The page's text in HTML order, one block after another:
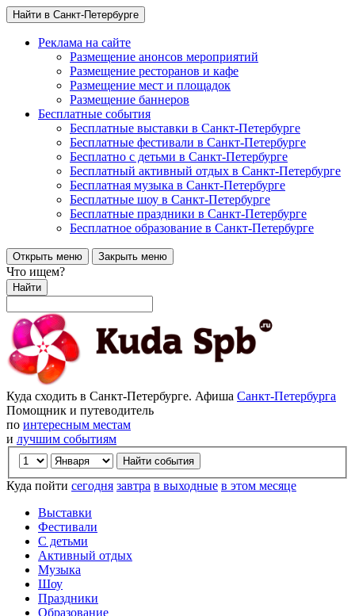
Найти в Санкт-Петербурге
Реклама на сайте
Размещение анонсов мероприятий
Размещение ресторанов и кафе
Размещение мест и площадок
Размещение баннеров
Бесплатные события
Бесплатные выставки в Санкт-Петербурге
Бесплатные фестивали в Санкт-Петербурге
Бесплатно с детьми в Санкт-Петербурге
Бесплатный активный отдых в Санкт-Петербурге
Бесплатная музыка в Санкт-Петербурге
Бесплатные шоу в Санкт-Петербурге
Бесплатные праздники в Санкт-Петербурге
Бесплатное образование в Санкт-Петербурге
Открыть меню Закрыть меню
Что ищем?
Найти
Куда сходить в Санкт-Петербурге. Афиша Санкт-Петербурга
Помощник и путеводитель
по интересным местам
и лучшим событиям
Куда пойти сегодня завтра в выходные в этом месяце
Выставки
Фестивали
С детьми
Активный отдых
Музыка
Шоу
Праздники
Образование